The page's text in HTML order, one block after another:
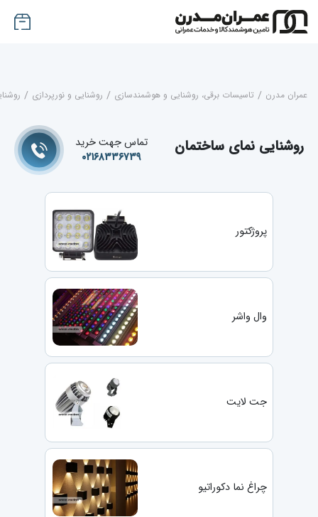
عمران مدرن / تاسیسات برقی، روشنایی و هوشمندسازی / روشنایی و نورپردازی /
روشنایی نمای ساختمان
تماس جهت خرید
۰۲۱۶۸۳۳۶۷۳۹
پروژکتور
وال واشر
جت لایت
چراغ نما دکوراتیو